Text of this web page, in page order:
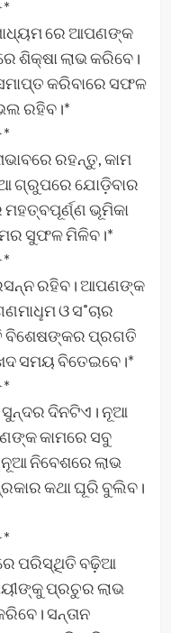
ରେ ଆପଣଙ୍କ
ଶିକ୍ଷା ଲାଭ କରିବେ।
କରିବାରେ ସଫଳ
ରହିବ।*
ରହନ୍ତୁ, କାମ
ଗ୍ରୁପରେ ଯୋଡ଼ିବାର
ମହତ୍ବପୂର୍ଣ୍ଣ ଭୂମିକା
ସୁଫଳ ମିଳିବ।*
ରହିବ। ଆପଣଙ୍କ
ଓ ସ˚ଚାର
ବିଶେଷଙ୍କର ପ୍ରଗତି
ସମୟ ବିତେଇବେ।*
ସୁନ୍ଦର ଦିନଟିଏ। ନୂଆ
କାମରେ ସବୁ
ନିବେଶରେ ଲାଭ
କଥା ଘୂରି ବୁଲିବ।
ପରିସ୍ଥିତି ବଢ଼ିଆ
ପ୍ରଚୁର ଲାଭ
ସନ୍ତାନ